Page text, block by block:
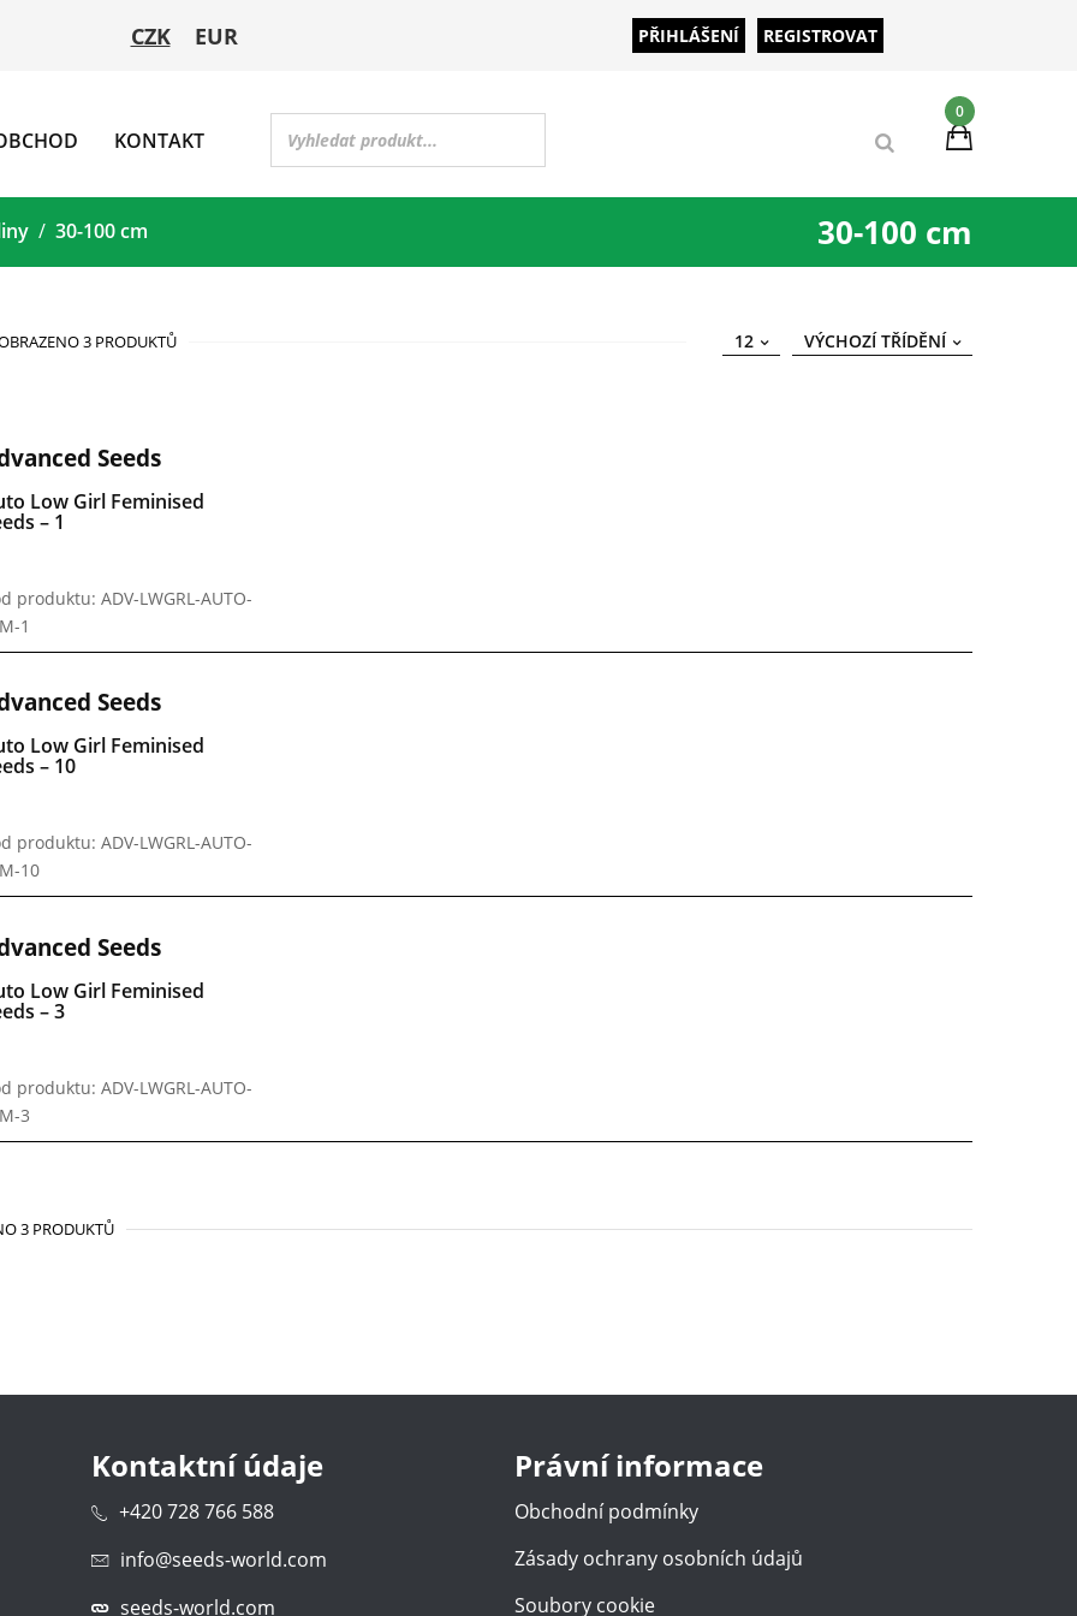
CZK EUR PŘIHLÁŠENÍ REGISTROVAT
0
KONTAKT
30-100 cm
30-100 cm
3 PRODUKTŮ VÝCHOZÍ TŘÍDĚNÍ
12
Seeds
Low Girl Feminised
– 1
produktu: ADV-LWGRL-AUTO-
1
Seeds
Low Girl Feminised
– 10
produktu: ADV-LWGRL-AUTO-
10
Seeds
Low Girl Feminised
– 3
produktu: ADV-LWGRL-AUTO-
3
3 PRODUKTŮ
Kontaktní údaje
+420 728 766 588
info@seeds-world.com
seeds-world.com
Právní informace
Obchodní podmínky
Zásady ochrany osobních údajů
Soubory cookie